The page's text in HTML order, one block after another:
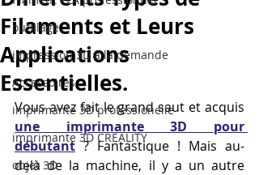
outillage
impression 3D à la demande
Accessoires
imprimante 3D professionelle
imprimante 3D CREALITY
objet 3D
Filaments et Leurs
Applications
Essentielles.
une imprimante 3D pour
débutant ? Fantastique ! Mais au-
delà de la machine, il y a un autre